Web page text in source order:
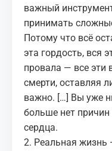
важный
принимать
Потому что всё
эта гордость, вся
провала — все
смерти, оставляя
важно. […] Вы уже
больше нет причин
сердца.
2. Реальная жизнь